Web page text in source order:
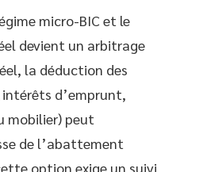
micro-BIC et le
devient un arbitrage
la déduction des
d’emprunt,
mobilier) peut
de l’abattement
option exige un suivi